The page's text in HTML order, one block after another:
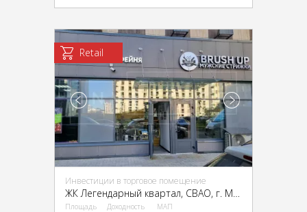
Retail
Инвестиции в торговое помещение
Площадь Доходность МАП